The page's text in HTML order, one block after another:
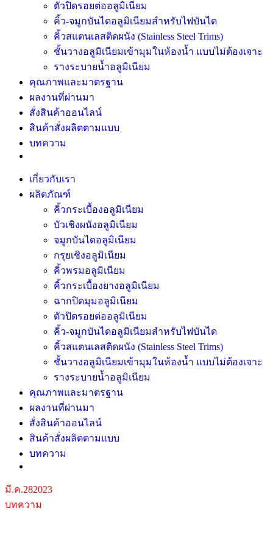
ตัวปิดรอยต่ออลูมิเนียม
คิ้ว-จมูกบันไดอลูมิเนียมสำหรับไฟบันได
คิ้วสแตนเลสติดผนัง (Stainless Steel Trims)
ชั้นวางอลูมิเนียมเข้ามุมในห้องน้ำ แบบไม่ต้องเจาะ
รางระบายน้ำอลูมิเนียม
คุณภาพและมาตรฐาน
ผลงานที่ผ่านมา
สั่งสินค้าออนไลน์
สินค้าสั่งผลิตตามแบบ
บทความ
เกี่ยวกับเรา
ผลิตภัณฑ์
คิ้วกระเบื้องอลูมิเนียม
บัวเชิงผนังอลูมิเนียม
จมูกบันไดอลูมิเนียม
กรุยเชิงอลูมิเนียม
คิ้วพรมอลูมิเนียม
คิ้วกระเบื้องยางอลูมิเนียม
ฉากปิดมุมอลูมิเนียม
ตัวปิดรอยต่ออลูมิเนียม
คิ้ว-จมูกบันไดอลูมิเนียมสำหรับไฟบันได
คิ้วสแตนเลสติดผนัง (Stainless Steel Trims)
ชั้นวางอลูมิเนียมเข้ามุมในห้องน้ำ แบบไม่ต้องเจาะ
รางระบายน้ำอลูมิเนียม
คุณภาพและมาตรฐาน
ผลงานที่ผ่านมา
สั่งสินค้าออนไลน์
สินค้าสั่งผลิตตามแบบ
บทความ
มี.ค.282023
บทความ